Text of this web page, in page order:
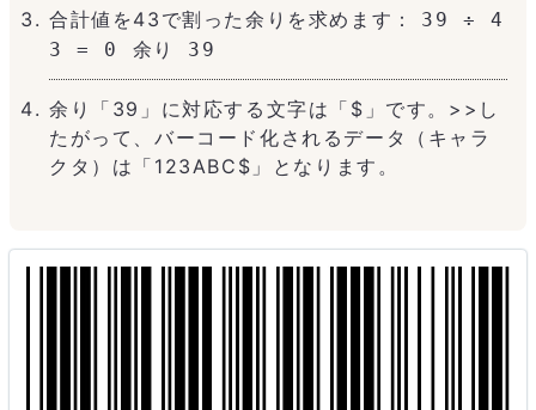
合計値を43で割った余りを求めます： 39 ÷ 4
3 = 0 余り 39
余り「39」に対応する文字は「$」です。>>し
たがって、バーコード化されるデータ（キャラ
クタ）は「123ABC$」となります。